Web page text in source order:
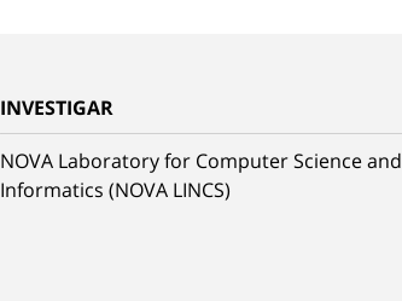
INVESTIGAR
NOVA Laboratory for Computer Science and
Informatics (NOVA LINCS)